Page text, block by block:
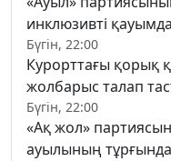
инклюзивті
Бүгін, 22:00
Курорттағы қорық
жолбарыс талап
Бүгін, 22:00
«Ақ жол»
ауылының